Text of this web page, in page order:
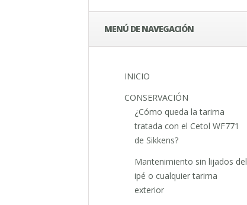
MENÚ DE NAVEGACIÓN
INICIO
CONSERVACIÓN
¿Cómo queda la tarima
tratada con el Cetol WF771
de Sikkens?
Mantenimiento sin lijados del
ipé o cualquier tarima
exterior